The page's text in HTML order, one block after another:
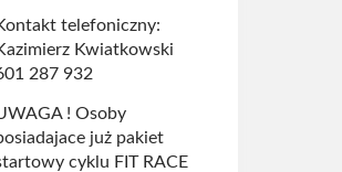
telefoniczny:
Kwiatkowski
287 932
! Osoby
już pakiet
cyklu FIT RACE